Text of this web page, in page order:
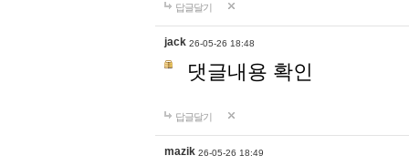
답글달기
jack 26-05-26 18:48
댓글내용 확인
답글달기
mazik 26-05-26 18:49